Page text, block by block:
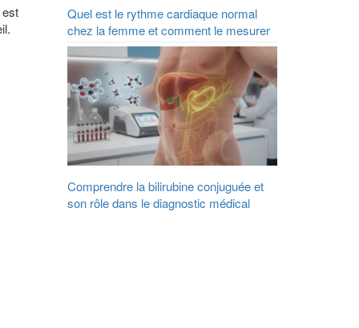
Quel est le rythme cardiaque normal
chez la femme et comment le mesurer
Comprendre la bilirubine conjuguée et
son rôle dans le diagnostic médical